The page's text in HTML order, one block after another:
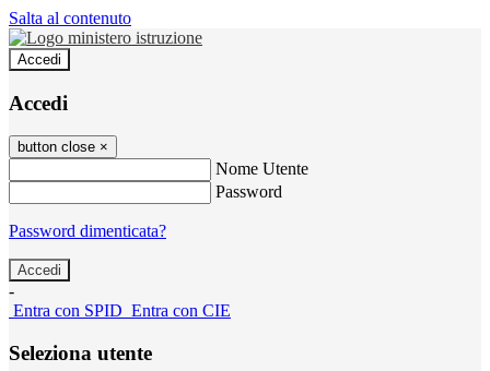
Salta al contenuto
Accedi
Accedi
button close ×
Nome Utente
Password
Password dimenticata?
-
Entra con SPID Entra con CIE
Seleziona utente